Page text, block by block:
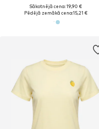
Sākotnējā cena: 19,90 €
Pēdējā zemākā cena:15,21 €